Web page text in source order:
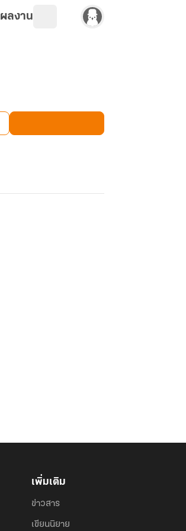
ลงาน
เพิ่มเติม
ข่าวสาร
เขียนนิยาย